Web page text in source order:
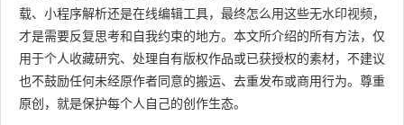
载、小程序解析还是在线编辑工具，最终怎么用这些无水印视频，
才是需要反复思考和自我约束的地方。本文所介绍的所有方法，仅
用于个人收藏研究、处理自有版权作品或已获授权的素材，不建议
也不鼓励任何未经原作者同意的搬运、去重发布或商用行为。尊重
原创，就是保护每个人自己的创作生态。